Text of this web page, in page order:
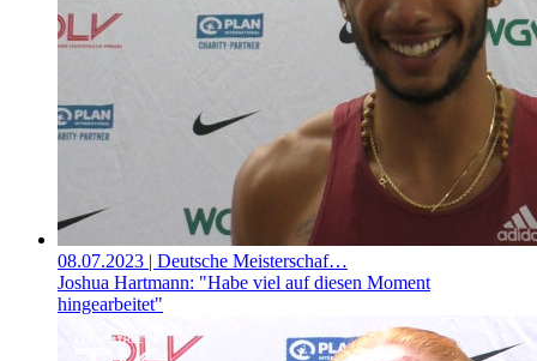
08.07.2023 | Deutsche Meisterschaf…
Joshua Hartmann: "Habe viel auf diesen Moment
hingearbeitet"